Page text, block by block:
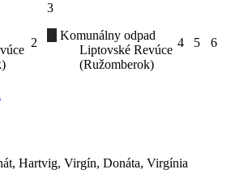
2
3
Komunálny odpad
Liptovské Revúce
(Ružomberok)
4 5 6
Hartvig, Virgín, Donáta, Virgínia